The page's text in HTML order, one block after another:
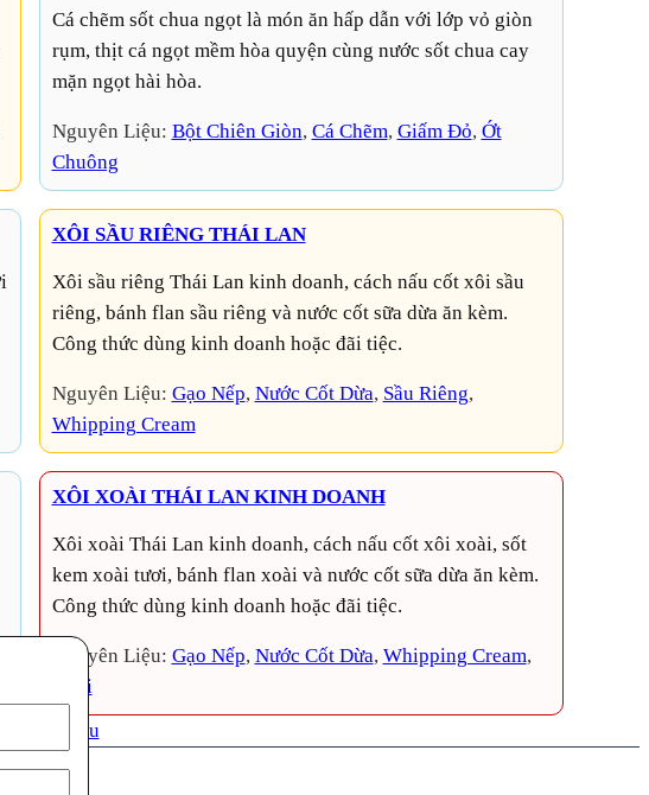
Cá chẽm sốt chua ngọt là món ăn hấp dẫn với lớp vỏ giòn
rụm, thịt cá ngọt mềm hòa quyện cùng nước sốt chua cay
mặn ngọt hài hòa.
Nguyên Liệu: Bột Chiên Giòn, Cá Chẽm, Giấm Đỏ, Ớt
Chuông
XÔI SẦU RIÊNG THÁI LAN
Xôi sầu riêng Thái Lan kinh doanh, cách nấu cốt xôi sầu
riêng, bánh flan sầu riêng và nước cốt sữa dừa ăn kèm.
Công thức dùng kinh doanh hoặc đãi tiệc.
Nguyên Liệu: Gạo Nếp, Nước Cốt Dừa, Sầu Riêng ,
Whipping Cream
XÔI XOÀI THÁI LAN KINH DOANH
Xôi xoài Thái Lan kinh doanh, cách nấu cốt xôi xoài, sốt
kem xoài tươi, bánh flan xoài và nước cốt sữa dừa ăn kèm.
Công thức dùng kinh doanh hoặc đãi tiệc.
Nguyên Liệu: Gạo Nếp, Nước Cốt Dừa, Whipping Cream ,
Xoài
Trang sau